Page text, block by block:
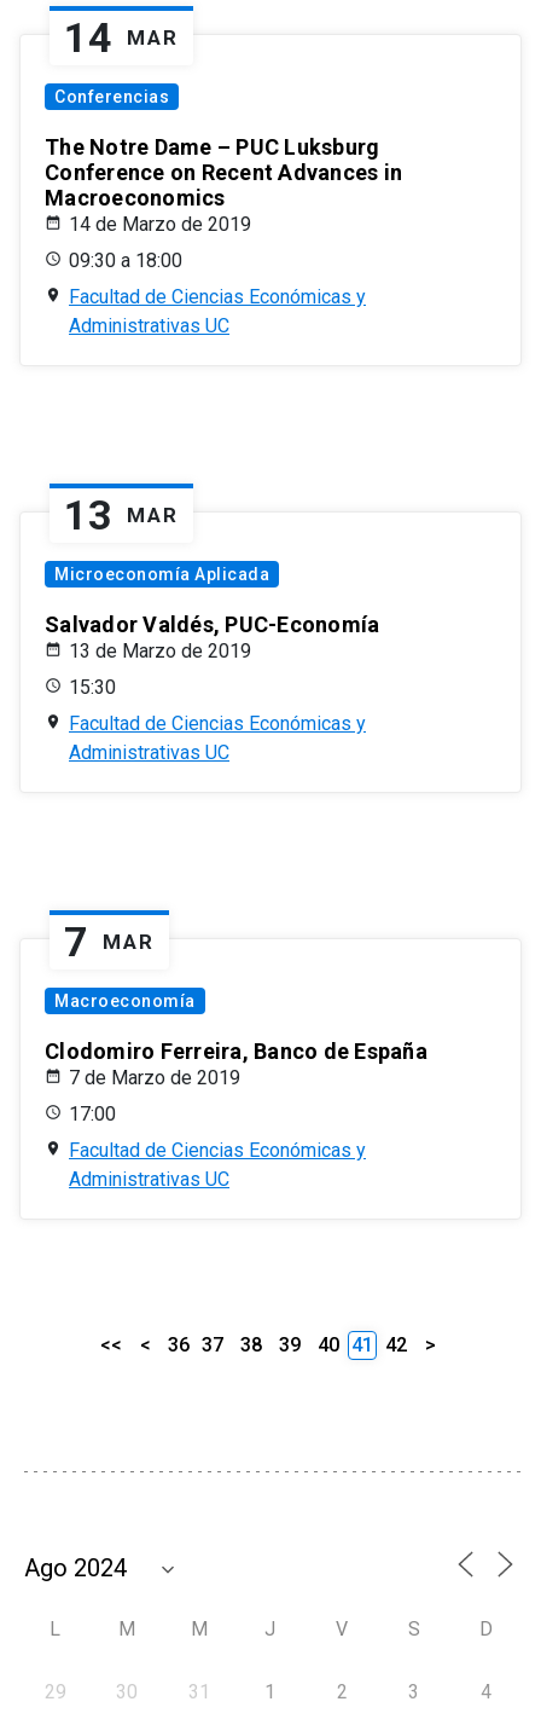
14 MAR
Conferencias
The Notre Dame – PUC Luksburg
Conference on Recent Advances in
Macroeconomics
14 de Marzo de 2019
09:30 a 18:00
Facultad de Ciencias Económicas y
Administrativas UC
13 MAR
Microeconomía Aplicada
Salvador Valdés, PUC-Economía
13 de Marzo de 2019
15:30
Facultad de Ciencias Económicas y
Administrativas UC
7 MAR
Macroeconomía
Clodomiro Ferreira, Banco de España
7 de Marzo de 2019
17:00
Facultad de Ciencias Económicas y
Administrativas UC
<< < 36 37 38 39 40 41 42 >
L M M J V S D
29 30 31 1 2 3 4